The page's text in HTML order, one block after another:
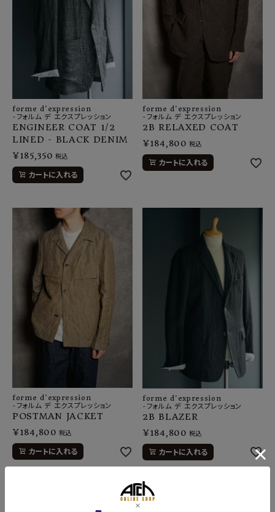
forme d'expression
-フォルム デ エクスプレッション
ENGINEER COAT 1/2
LINED - BLACK DENIM
¥185,350 税込
カートに入れる
forme d'expression
-フォルム デ エクスプレッション
2B RELAXED COAT
¥184,800 税込
カートに入れる
forme d'expression
-フォルム デ エクスプレッション
POSTMAN JACKET
¥184,800 税込
カートに入れる
forme d'expression
-フォルム デ エクスプレッション
2B BLAZER
¥184,800 税込
カートに入れる